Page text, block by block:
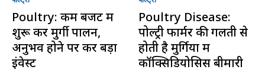
Poultry: कम बजट में
शुरू करें मुर्गी पालन,
अनुभव होने पर करें बड़ा
इंवेस्ट
Poultry Disease:
पोल्ट्री फार्मर की गलती से
होती है मुर्गियों में
कॉक्सिडियोसिस बीमारी